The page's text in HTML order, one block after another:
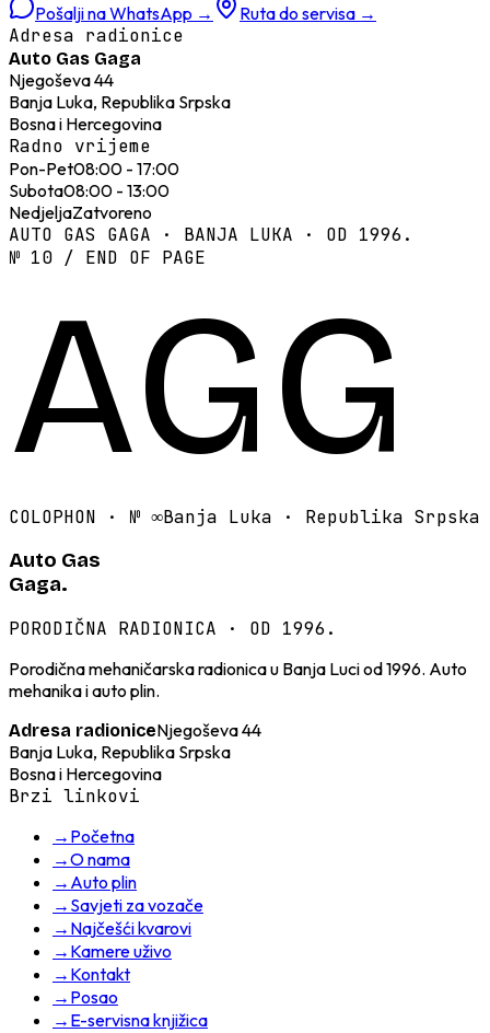
Pošalji na WhatsApp → Ruta do servisa →
Adresa radionice
Auto Gas Gaga
Njegoševa 44
Banja Luka, Republika Srpska
Bosna i Hercegovina
Radno vrijeme
Pon-Pet08:00 - 17:00
Subota08:00 - 13:00
NedjeljaZatvoreno
AUTO GAS GAGA · BANJA LUKA · OD 1996.
№ 10 / END OF PAGE
AGG
COLOPHON · № ∞Banja Luka · Republika Srpska
Auto Gas
Gaga.
PORODIČNA RADIONICA · OD 1996.
Porodična mehaničarska radionica u Banja Luci od 1996. Auto
mehanika i auto plin.
Adresa radioniceNjegoševa 44
Banja Luka, Republika Srpska
Bosna i Hercegovina
Brzi linkovi
→ Početna
→O nama
→ Auto plin
→ Savjeti za vozače
→ Najčešći kvarovi
→ Kamere uživo
→ Kontakt
→ Posao
→ E-servisna knjižica